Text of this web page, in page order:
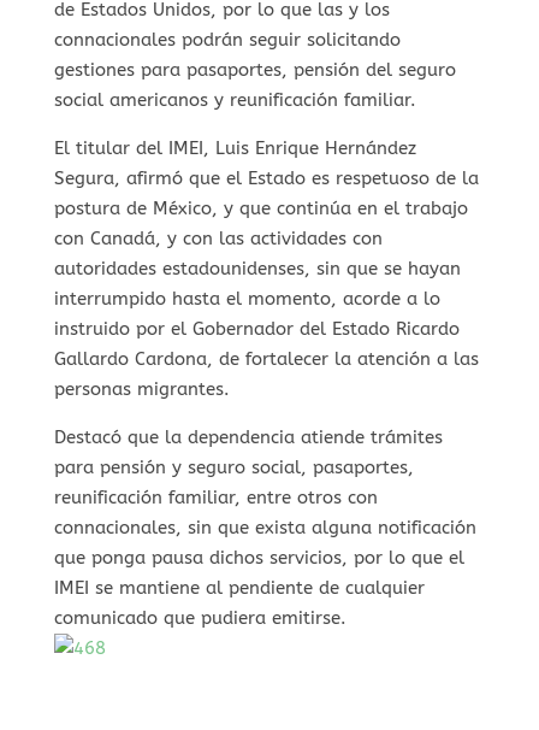
de Estados Unidos, por lo que las y los
connacionales podrán seguir solicitando
gestiones para pasaportes, pensión del seguro
social americanos y reunificación familiar.
El titular del IMEI, Luis Enrique Hernández
Segura, afirmó que el Estado es respetuoso de la
postura de México, y que continúa en el trabajo
con Canadá, y con las actividades con
autoridades estadounidenses, sin que se hayan
interrumpido hasta el momento, acorde a lo
instruido por el Gobernador del Estado Ricardo
Gallardo Cardona, de fortalecer la atención a las
personas migrantes.
Destacó que la dependencia atiende trámites
para pensión y seguro social, pasaportes,
reunificación familiar, entre otros con
connacionales, sin que exista alguna notificación
que ponga pausa dichos servicios, por lo que el
IMEI se mantiene al pendiente de cualquier
comunicado que pudiera emitirse.